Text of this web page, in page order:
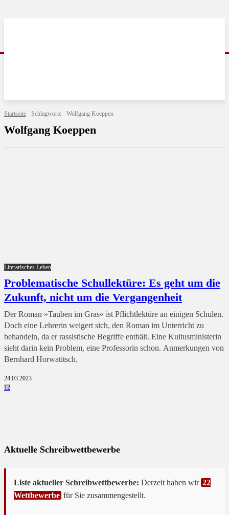
Startseite Schlagworte Wolfgang Koeppen
Wolfgang Koeppen
Literarisches Leben
Problematische Schullektüre: Es geht um die
Zukunft, nicht um die Vergangenheit
Der Roman »Tauben im Gras« ist Pflichtlektüre an einigen Schulen.
Doch eine Lehrerin weigert sich, den Roman im Unterricht zu
behandeln, da er rassistische Begriffe enthält. Eine Kultusministerin
sieht darin kein Problem, eine Professorin schon. Anmerkungen von
Bernhard Horwatitsch.
24.03.2023
12
Aktuelle Schreibwettbewerbe
Liste aktueller Schreibwettbewerbe: Derzeit haben wir 22
Wettbewerbe für Sie zusammengestellt.